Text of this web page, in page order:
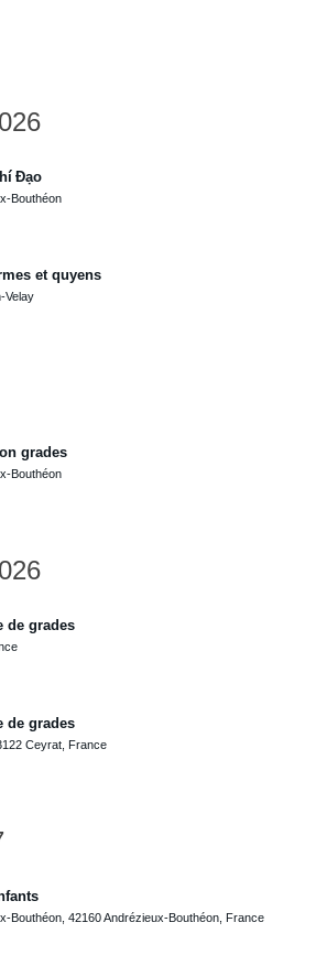
Đạo
Bouthéon
et quyens
Velay
grades
Bouthéon
de grades
de grades
Ceyrat, France
Bouthéon, 42160 Andrézieux-Bouthéon, France